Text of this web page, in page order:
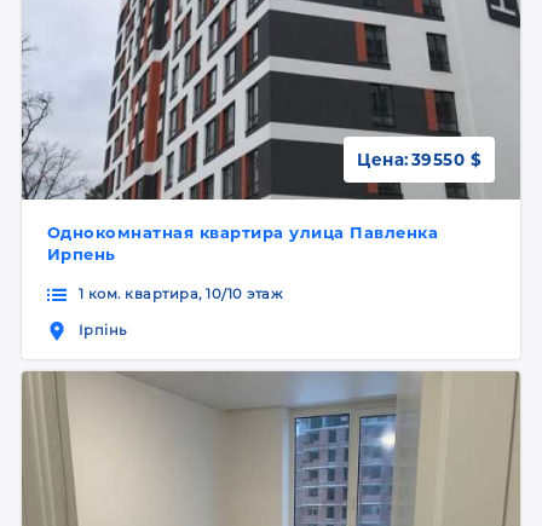
Однокомнатная квартира улица Павленка
Ирпень
Цена:39550 $
1 ком. квартира, 10/10 этаж
Ірпінь